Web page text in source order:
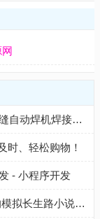
水泊智能,机器人焊接工作站,装备,制造业,环缝自动焊机焊接设备-山东水泊智能装备股份有限公司
时、轻松购物！
- 小程序开发
《我的模拟长生路》小说在线阅读-首发我的模拟长生路小说网手机端